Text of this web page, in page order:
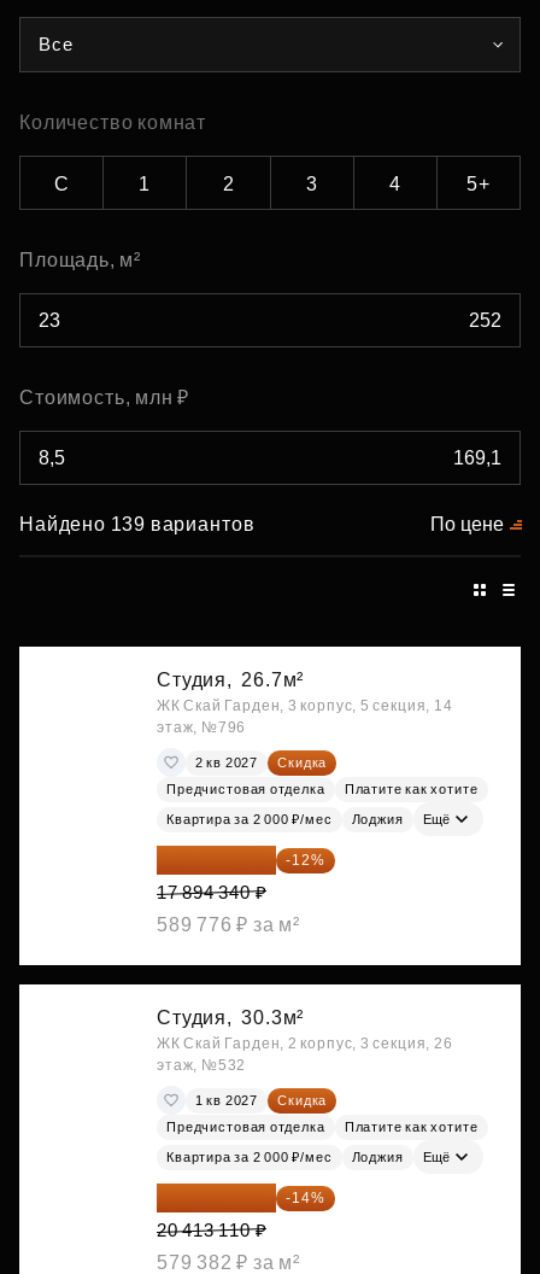
Все
Количество комнат
С 1 2 3 4 5+
Площадь, м²
Стоимость, млн ₽
Найдено 139 вариантов По цене
Студия, 26.7м²
ЖК Скай Гарден, 3 корпус, 5 секция, 14
этаж, №796
2 кв 2027
Скидка
Предчистовая отделка
Платите как хотите
Квартира за 2 000 ₽/мес Лоджия Ещё
15 747 019 ₽ -12%
17 894 340 ₽
589 776 ₽ за м²
Студия, 30.3м²
ЖК Скай Гарден, 2 корпус, 3 секция, 26
этаж, №532
1 кв 2027
Скидка
Предчистовая отделка
Платите как хотите
Квартира за 2 000 ₽/мес Лоджия Ещё
17 555 275 ₽ -14%
20 413 110 ₽
579 382 ₽ за м²